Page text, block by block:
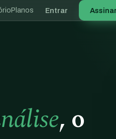
Planos Entrar Assinar
, o